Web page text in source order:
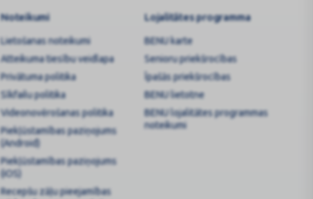
Noteikumi
Lietošanas noteikumi
Atteikuma tiesību veidlapa
Privātuma politika
Sīkfailu politika
Videonovērošanas politika
Piekļūstamības paziņojums
(Android)
Piekļūstamības paziņojums
(iOS)
Recepšu zāļu pieejamības
Lojalitātes programma
BENU karte
Senioru priekšrocības
Īpašās priekšrocības
BENU lietotne
BENU lojalitātes programmas
noteikumi